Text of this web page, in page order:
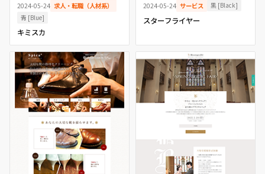
2024-05-24 求人・転職（人材系）
青 [Blue]
キミスカ
2024-05-24 サービス 黒 [Black]
スターフライヤー